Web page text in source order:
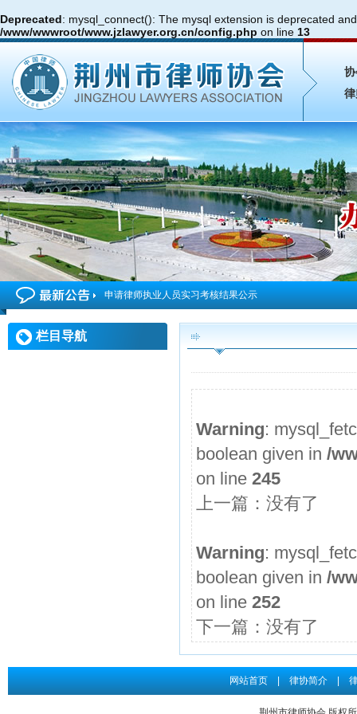
Deprecated: mysql_connect(): The mysql extension is deprecated
/www/wwwroot/www.jzlawyer.org.cn/config.php on line 13
申请律师执业人员实习考核结果公示
2026年度第4期申请律师执业人员参加面试考核的通知
申请律师执业人员实习考核结果公示
申请律师执业人员实习考核结果公示
2026年度第2期申请律师执业人员参加面试考核的通知
申请律师执业人员实习考核结果公示
2026年度第1期申请律师执业人员参加面试考核的通知
关于给予王道发律师“中止会员权利三个月”行业纪律处分...
申请律师执业人员实习考核结果公示
栏目导航
Warning:
boolean given in/
on line245
上一篇：没有了
Warning:
boolean given in/
on line252
下一篇：没有了
网站首页 |律协简介 |